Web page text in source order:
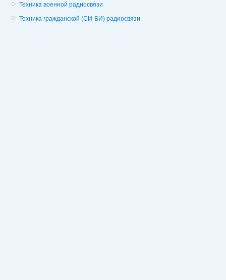
Техника военной радиосвязи
Техника гражданской (СИ-БИ) радиосвязи